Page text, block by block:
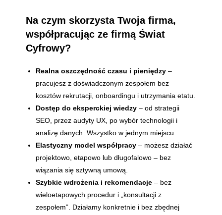
Na czym skorzysta Twoja firma,
współpracując ze firmą Świat
Cyfrowy?
Realna oszczędność czasu i pieniędzy –
pracujesz z doświadczonym zespołem bez
kosztów rekrutacji, onboardingu i utrzymania etatu.
Dostęp do eksperckiej wiedzy – od strategii
SEO, przez audyty UX, po wybór technologii i
analizę danych. Wszystko w jednym miejscu.
Elastyczny model współpracy – możesz działać
projektowo, etapowo lub długofalowo – bez
wiązania się sztywną umową.
Szybkie wdrożenia i rekomendacje – bez
wieloetapowych procedur i „konsultacji z
zespołem”. Działamy konkretnie i bez zbędnej